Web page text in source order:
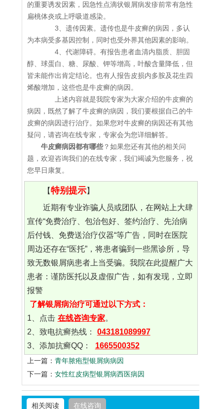
的重要诱发因素，因急性点滴状银屑病发疹前常有急性
扁桃体炎或上呼吸道感染。
3、遗传因素。遗传也是牛皮癣的病因，多认
为本病受多基因控制，同时也受外界其他因素的影响。
4、代谢障碍。有报告患者血清内脂质、胆固
醇、球蛋白、糖、尿酸、钾等增高，叶酸含量降低，但
皆未能作出肯定结论。也有人报告皮损内多胺及花生四
烯酸增加，这些也是牛皮癣的病因。
上述内容就是我院专家为大家介绍的牛皮癣的
病因，既然了解了牛皮癣的病因，我们要根据自己的牛
皮癣的病因进行治疗。如果您对牛皮癣的病因还有其他
疑问，请咨询在线专家，专家会为您详细解答。
牛皮癣病因都有哪些 ？如果您还有其他的相关问
题，欢迎咨询我们的在线专家，我们竭诚为您服务，祝
您早日康复。
【特别提示】
近期有专业诈骗人员或团队，在网站上大肆
宣传“免费治疗、包治包好、签约治疗、先治病
后付钱、免费送治疗仪器“等广告，同时在医院
周边还存在“医托”，将患者骗到一些黑诊所，导
致无数银屑病患者上当受骗。我院在此提醒广大
患者：谨防医托以及虚假广告，如有发现，立即
报警
了解银屑病治疗可通过以下方式：
1、点击 在线咨询专家。
2、致电抗癣热线：
043181089997
3、添加抗癣QQ：
1665500352
上一篇： 青年脓疱型银屑病病因
下一篇： 女性红皮病型银屑病西医病因
相关阅读 在线咨询